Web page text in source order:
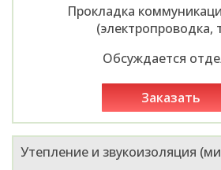
Прокладка
(электропроводка,
Обсуждается
заказать
Утепление и звукоизоляция